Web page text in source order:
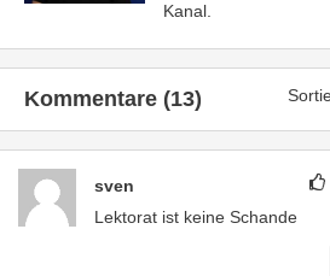
Kanal.
Kommentare (13)
sven
Lektorat ist keine Schande